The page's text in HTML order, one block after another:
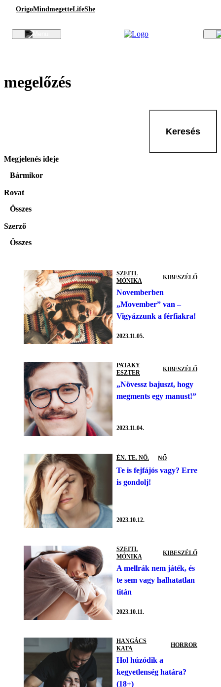
OrigoMindmegetteLifeShe
megelőzés
Keresés
Megjelenés ideje
Bármikor
Rovat
Összes
Szerző
Összes
SZEITL
MÓNIKA
KIBESZÉLŐ
Novemberben
„Movember” van –
Vigyázzunk a férfiakra!
2023.11.05.
PATAKY
ESZTER
KIBESZÉLŐ
„Növessz bajuszt, hogy
megments egy manust!”
2023.11.04.
ÉN. TE. NŐ. NŐ
Te is fejfájós vagy? Erre
is gondolj!
2023.10.12.
SZEITL
MÓNIKA
KIBESZÉLŐ
A mellrák nem játék, és
te sem vagy halhatatlan
titán
2023.10.11.
HANGÁCS
KATA
HORROR
Hol húzódik a
kegyetlenség határa?
(18+)